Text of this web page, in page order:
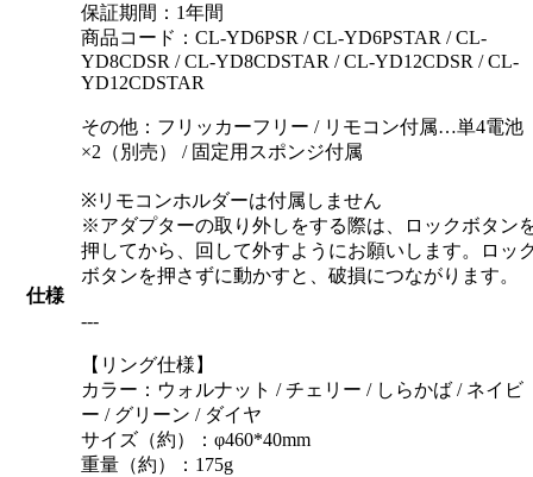
仕様
保証期間：1年間
商品コード：CL-YD6PSR / CL-YD6PSTAR / CL-
YD8CDSR / CL-YD8CDSTAR / CL-YD12CDSR / CL-
YD12CDSTAR
その他：フリッカーフリー / リモコン付属…単4電池
×2（別売） / 固定用スポンジ付属
※リモコンホルダーは付属しません
※アダプターの取り外しをする際は、ロックボタン
押してから、回して外すようにお願いします。ロッ
ボタンを押さずに動かすと、破損につながります。
---
【リング仕様】
カラー：ウォルナット / チェリー / しらかば / ネイビ
ー / グリーン / ダイヤ
サイズ（約）：φ460*40mm
重量（約）：175g